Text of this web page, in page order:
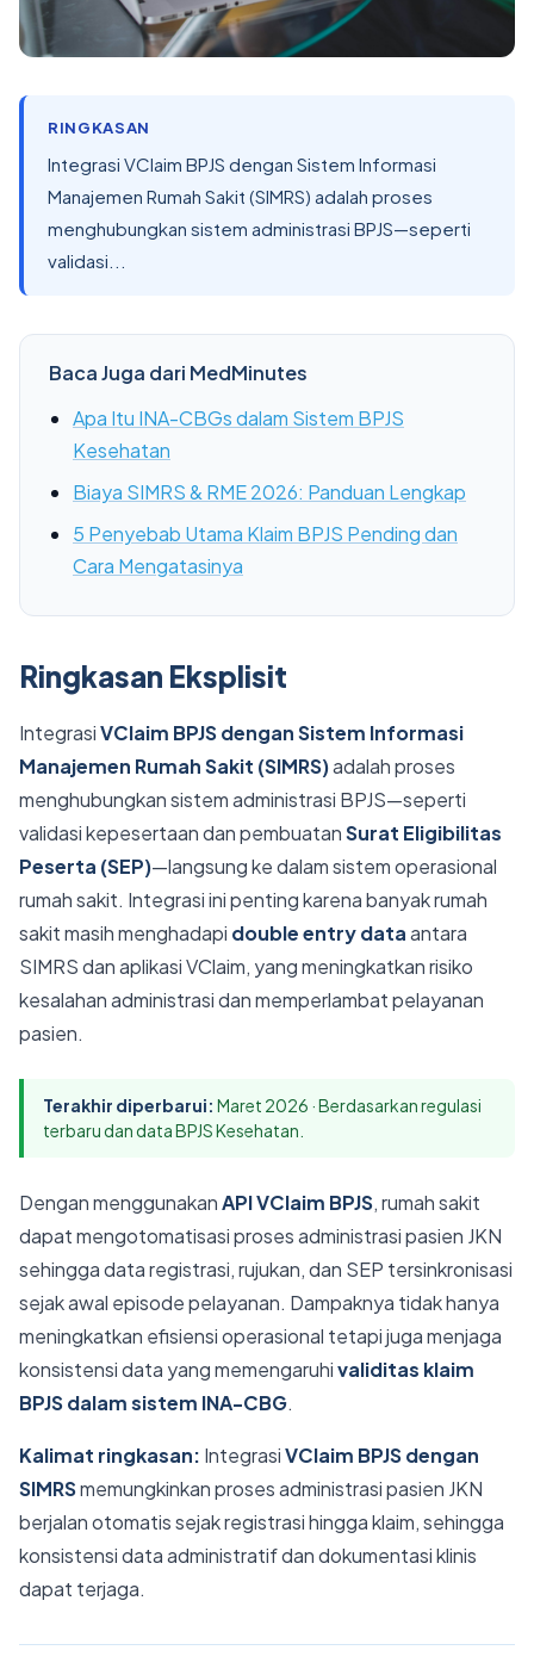
RINGKASAN
Integrasi VClaim BPJS dengan Sistem Informasi
Manajemen Rumah Sakit (SIMRS) adalah proses
menghubungkan sistem administrasi BPJS—seperti
validasi...
Baca Juga dari MedMinutes
Apa Itu INA-CBGs dalam Sistem BPJS
Kesehatan
Biaya SIMRS & RME 2026: Panduan Lengkap
5 Penyebab Utama Klaim BPJS Pending dan
Cara Mengatasinya
Ringkasan Eksplisit
IntegrasiVClaim BPJS dengan Sistem Informasi
Manajemen Rumah Sakit (SIMRS)adalah proses
menghubungkan sistem administrasi BPJS—seperti
validasi kepesertaan dan pembuatanSurat Eligibilitas
Peserta (SEP)—langsung ke dalam sistem operasional
rumah sakit. Integrasi ini penting karena banyak rumah
sakit masih menghadapi double entry dataantara
SIMRS dan aplikasi VClaim, yang meningkatkan risiko
kesalahan administrasi dan memperlambat pelayanan
pasien.
Terakhir diperbarui: Maret 2026 · Berdasarkan regulasi
terbaru dan data BPJS Kesehatan.
Dengan menggunakanAPI VClaim BPJS, rumah sakit
dapat mengotomatisasi proses administrasi pasien JKN
sehingga data registrasi, rujukan, dan SEP tersinkronisasi
sejak awal episode pelayanan. Dampaknya tidak hanya
meningkatkan efisiensi operasional tetapi juga menjaga
konsistensi data yang memengaruhivaliditas klaim
BPJS dalam sistem INA-CBG.
Kalimat ringkasan: IntegrasiVClaim BPJS dengan
SIMRSmemungkinkan proses administrasi pasien JKN
berjalan otomatis sejak registrasi hingga klaim, sehingga
konsistensi data administratif dan dokumentasi klinis
dapat terjaga.